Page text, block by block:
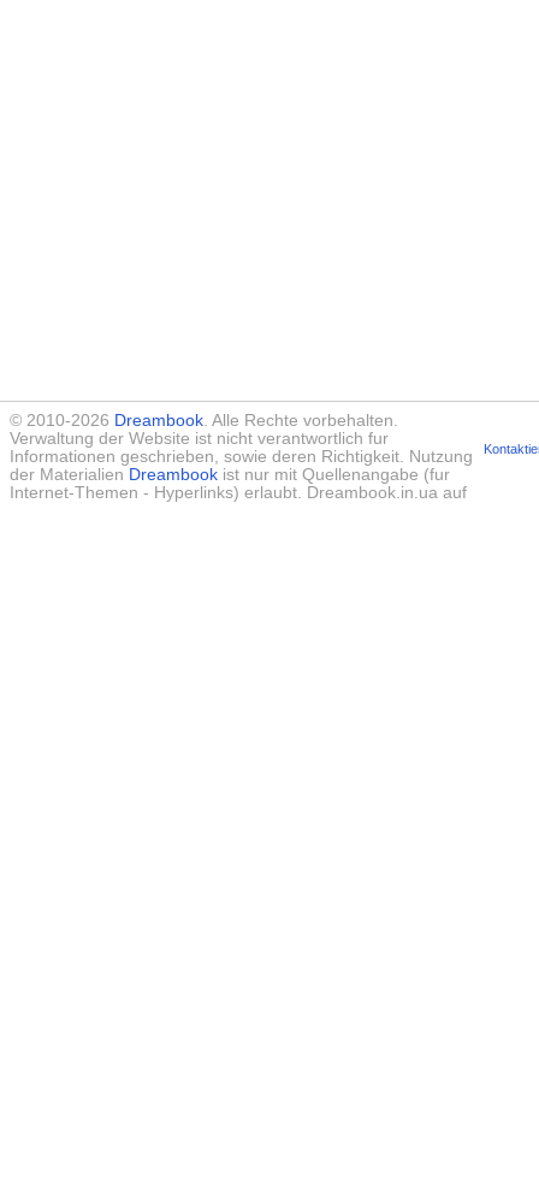
© 2010-2026 Dreambook. Alle Rechte vorbehalten.
Verwaltung der Website ist nicht verantwortlich fur
Informationen geschrieben, sowie deren Richtigkeit. Nutzung
der Materialien Dreambook ist nur mit Quellenangabe (fur
Internet-Themen - Hyperlinks) erlaubt. Dreambook.in.ua auf